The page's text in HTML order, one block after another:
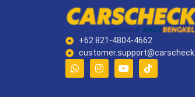
+62 821-4804-4662